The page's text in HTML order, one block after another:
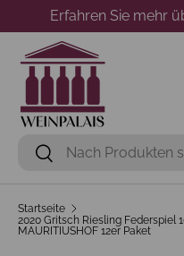
Direkt zum Inhalt
Erfahren Sie mehr
Suchen
Suchen
Startseite
2020 Gritsch Riesling Federspiel
MAURITIUSHOF 12er Paket